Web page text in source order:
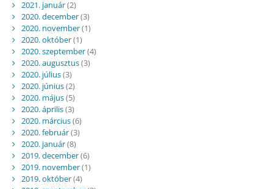
2021. január(2)
2020. december(3)
2020. november(1)
2020. október(1)
2020. szeptember(4)
2020. augusztus(3)
2020. július(3)
2020. június(2)
2020. május(5)
2020. április(3)
2020. március(6)
2020. február(3)
2020. január(8)
2019. december(6)
2019. november(1)
2019. október(4)